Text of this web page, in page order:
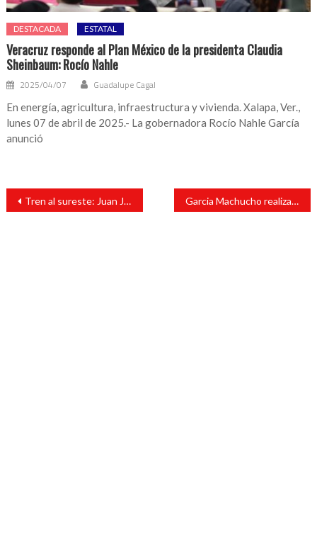
DESTACADA ESTATAL
Veracruz responde al Plan México de la presidenta Claudia
Sheinbaum: Rocío Nahle
2025/04/07 Guadalupe Cagal
En energía, agricultura, infraestructura y vivienda. Xalapa, Ver.,
lunes 07 de abril de 2025.- La gobernadora Rocío Nahle García
anunció
Navegación
entradas
Tren al sureste: Juan Javier Gómez Cazarín | Opinión Garcia Machucho realiza una visita de supervisión a una importante obra de pavimentación con concreto hidráulico